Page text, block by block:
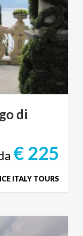
di
€ 225
ITALY TOURS